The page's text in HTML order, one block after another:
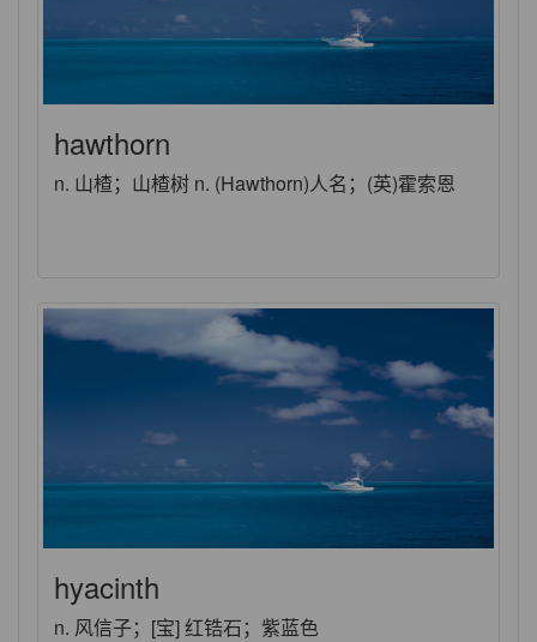
hawthorn
n. 山楂；山楂树 n. (Hawthorn)人名；(英)霍索恩
hyacinth
n. 风信子；[宝] 红锆石；紫蓝色